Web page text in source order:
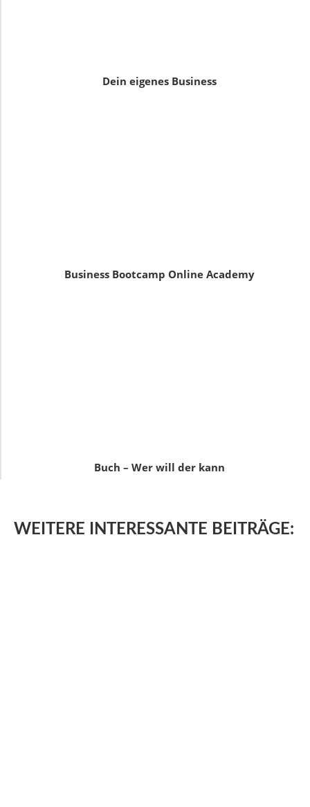
Dein eigenes Business
Business Bootcamp Online Academy
Buch – Wer will der kann
WEITERE INTERESSANTE BEITRÄGE: